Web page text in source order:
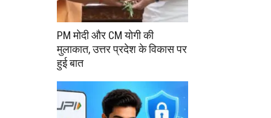
PM मोदी और CM योगी की
मुलाकात, उत्तर प्रदेश के विकास पर
हुई बात